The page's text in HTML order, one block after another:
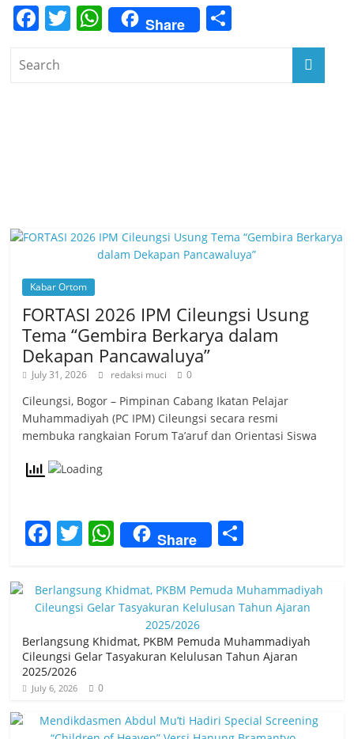
F
c
T W
h
Share
Kabar Ortom
FORTASI 2026 IPM Cileungsi Usung
Tema “Gembira Berkarya dalam
Dekapan Pancawaluya”
July 31, 2026 redaksi muci 0
Cileungsi, Bogor – Pimpinan Cabang Ikatan Pelajar
Muhammadiyah (PC IPM) Cileungsi secara resmi
membuka rangkaian Forum Ta’aruf dan Orientasi Siswa
F
c
e
b
o
o
k
T
itt
er
W
h
at
s
A
p
Share
ar
e
Berlangsung Khidmat, PKBM Pemuda Muhammadiyah
Cileungsi Gelar Tasyakuran Kelulusan Tahun Ajaran
2025/2026
July 6, 2026 0